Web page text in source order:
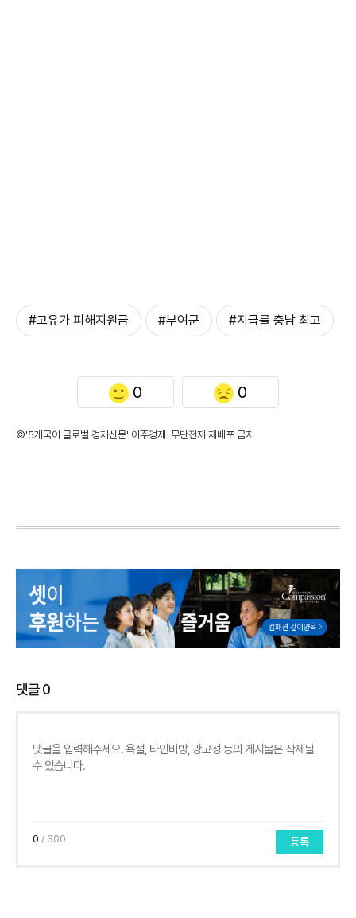
#고유가 피해지원금 #부여군 #지급률 충남 최고
0 0
©'5개국어 글로벌 경제신문' 아주경제. 무단전재·재배포 금지
댓글0
0 / 300 등록